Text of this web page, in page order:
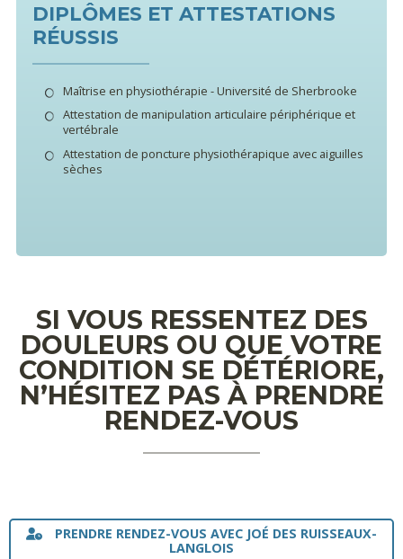
DIPLÔMES ET ATTESTATIONS
RÉUSSIS
Maîtrise en physiothérapie - Université de Sherbrooke
Attestation de manipulation articulaire périphérique et
vertébrale
Attestation de poncture physiothérapique avec aiguilles
sèches
SI VOUS RESSENTEZ DES
DOULEURS OU QUE VOTRE
CONDITION SE DÉTÉRIORE,
N’HÉSITEZ PAS À PRENDRE
RENDEZ-VOUS
PRENDRE RENDEZ-VOUS AVEC JOÉ DES RUISSEAUX-
LANGLOIS